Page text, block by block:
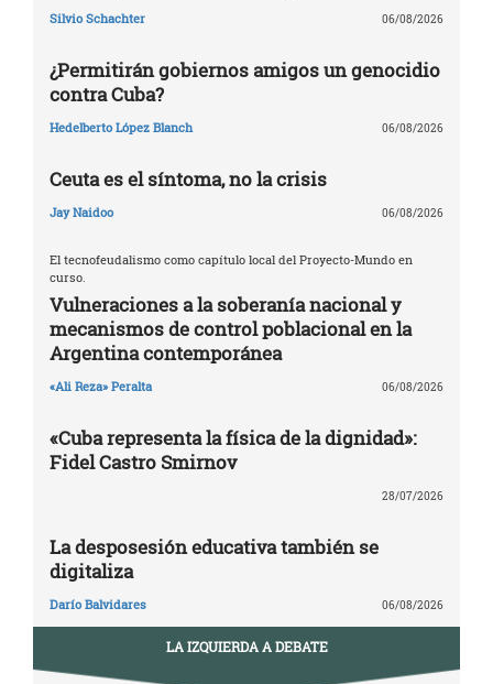
Silvio Schachter 06/08/2026
¿Permitirán gobiernos amigos un genocidio
contra Cuba?
Hedelberto López Blanch 06/08/2026
Ceuta es el síntoma, no la crisis
Jay Naidoo 06/08/2026
El tecnofeudalismo como capítulo local del Proyecto-Mundo en
curso.
Vulneraciones a la soberanía nacional y
mecanismos de control poblacional en la
Argentina contemporánea
«Ali Reza» Peralta 06/08/2026
«Cuba representa la física de la dignidad»:
Fidel Castro Smirnov
28/07/2026
La desposesión educativa también se
digitaliza
Darío Balvidares 06/08/2026
LA IZQUIERDA A DEBATE